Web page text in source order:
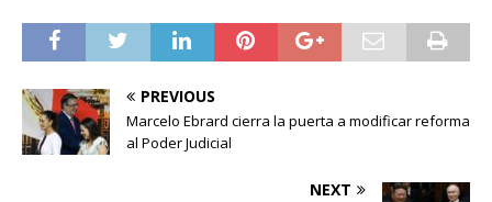
PREVIOUS
Marcelo Ebrard cierra la puerta a modificar reforma
al Poder Judicial
NEXT